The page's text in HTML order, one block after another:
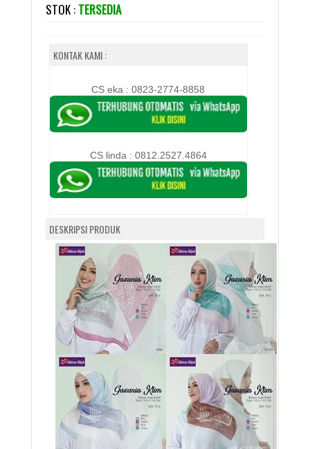
STOK : TERSEDIA
KONTAK KAMI :
CS eka : 0823-2774-8858
CS linda : 0812.2527.4864
DESKRIPSI PRODUK